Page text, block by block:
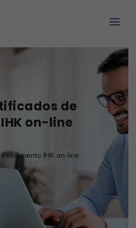
de
on-line
IHK on-line